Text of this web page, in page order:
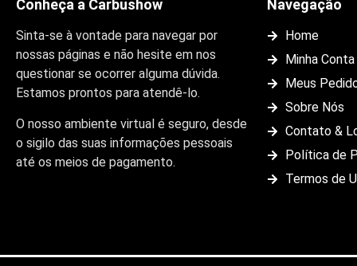
Conheça a Carbushow
Sinta-se à vontade para navegar por
nossas páginas e não hesite em nos
questionar se ocorrer alguma dúvida.
Estamos prontos para atendê-lo.
O nosso ambiente virtual é seguro, desde
o sigilo das suas informações pessoais
até os meios de pagamento.
Navegação
Home
Minha Conta
Meus
Sobre Nós
Contato &
Política de
Termos de